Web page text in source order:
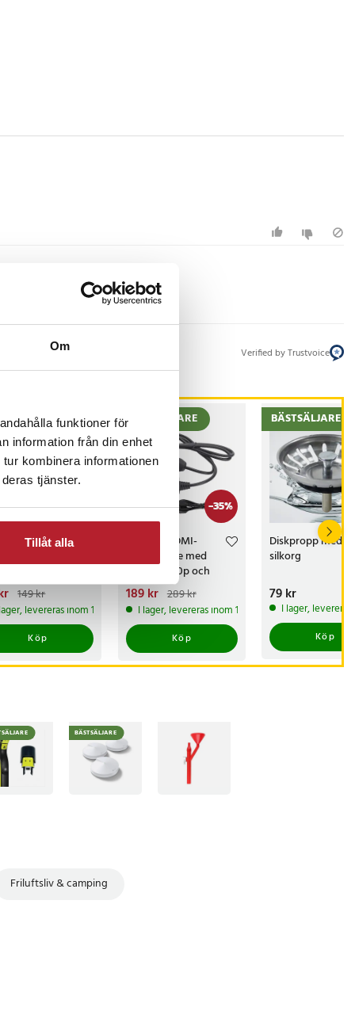
Om
funktioner för
information från din enhet
kombinera informationen
tjänster.
Tillåt alla
Verified by Trustvoice
-34%
pris
Tidigare pris:
149 kr
levereras inom 1-2 vardagar
Köp
-35%
BÄSTSÄLJARE
Scart till HDMI-
omvandlare med
stöd för 720p och
1080p
Nuvarande pris
189 krTidigare pris:
289 kr
189 kr 289 kr
I lager, levereras inom 1-2 vardagar
Köp
BÄSTSÄLJARE
Diskpropp med
silkorg
Pris:79 kr
79 kr
I lager,
Köp
BÄSTSÄLJARE
Friluftsliv & camping